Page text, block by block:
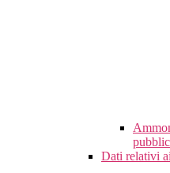
Dati relativi